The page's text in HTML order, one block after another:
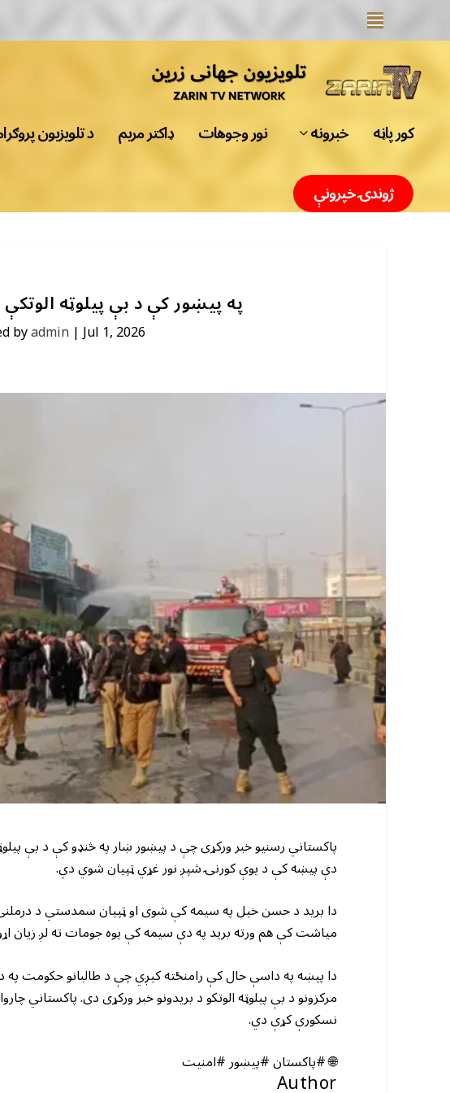
کور پاڼه خبرونه نور وجوهات ډاکتر مریم د تلویزیون
ژوندۍ خپرونې
په پیښور کې د بې پیلوټه
byadmin|Jul 1, 2026
پاکستاني رسنیو خبر ورکړی چې د پیښور ښار په څنډو کې د بې
دې پیښه کې د یوې کورنۍ شپږ نور غړي ټپیان شوي دي.
دا برید د حسن خیل په سیمه کې شوی او ټپیان سمدستي د درملنې
میاشت کې هم ورته برید په دې سیمه کې یوه جومات ته لږ زیان
دا پیښه په داسې حال کې رامنځته کیږي چې د طالبانو حکومت
مرکزونو د بې پیلوټه الوتکو د بریدونو خبر ورکړی دی. پاکستاني
نسکورې کړې دي.
🌐 #پاکستان #پیښور #امنیت
Author